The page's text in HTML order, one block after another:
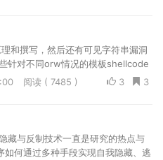
和撰写，然后还有可见字符串漏洞
针对不同orw情况的模板shellcode
3
3
阅读 ( 7485 )
藏与反制技术一直是研究的热点与
何通过多种手段实现自我隐藏、逃